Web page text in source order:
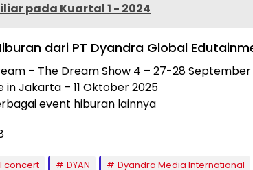
pada Kuartal 1 - 2024
dari PT Dyandra Global
– The Dream Show 4 – 27-28
in Jakarta – 11 Oktober 2025
event hiburan lainnya
concert DYAN Dyandra Media International